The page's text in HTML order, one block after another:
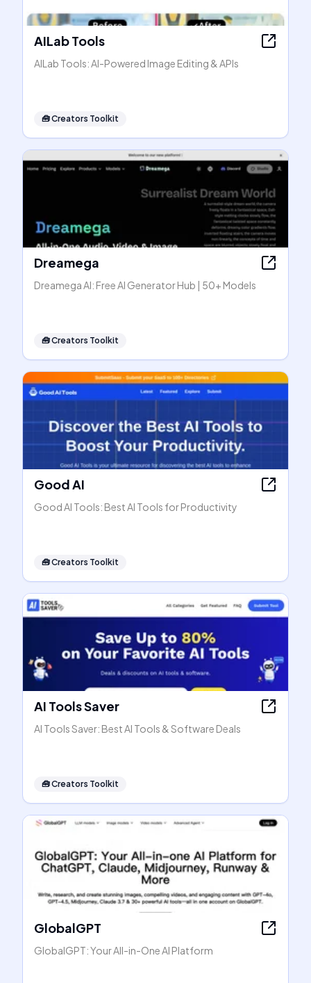
AILab Tools
AILab Tools: AI-Powered Image Editing & APIs
🧰Creators Toolkit
Dreamega
Dreamega AI: Free AI Generator Hub | 50+ Models
🧰Creators Toolkit
Good AI
Good AI Tools: Best AI Tools for Productivity
🧰Creators Toolkit
AI Tools Saver
AI Tools Saver: Best AI Tools & Software Deals
🧰Creators Toolkit
GlobalGPT
GlobalGPT: Your All-in-One AI Platform